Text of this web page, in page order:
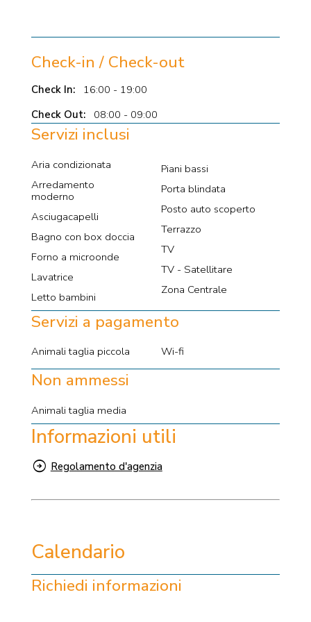
Check-in / Check-out
Check In:
16:00 - 19:00
Check Out:
08:00 - 09:00
Servizi inclusi
Aria condizionata
Arredamento
moderno
Asciugacapelli
Bagno con box doccia
Forno a microonde
Lavatrice
Letto bambini
Piani bassi
Porta blindata
Posto auto scoperto
Terrazzo
TV
TV - Satellitare
Zona Centrale
Servizi a pagamento
Animali taglia piccola Wi-fi
Non ammessi
Animali taglia media
Informazioni utili
Regolamento d'agenzia
Calendario
Richiedi informazioni